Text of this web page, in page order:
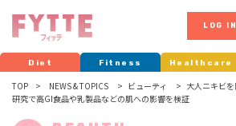
LOG
Diet Fitness Healthcare
TOP NEWS & TOPICS ビューティ
大人ニキビ
研究で高GI食品や乳製品などの肌への影響を検証